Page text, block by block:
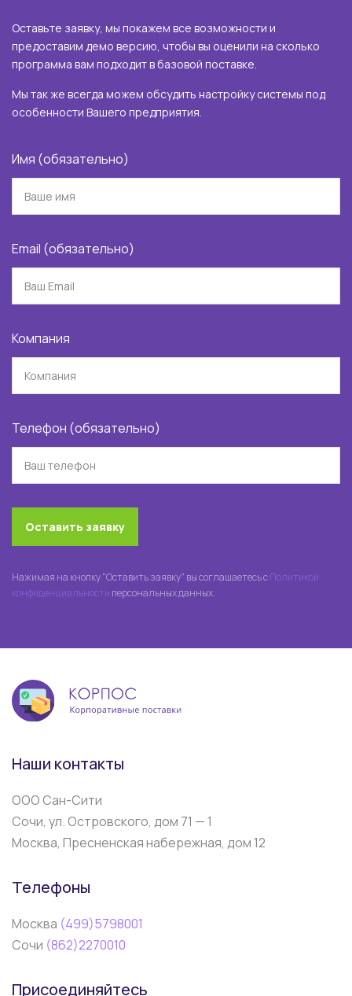
Оставьте заявку, мы покажем все возможности и
предоставим демо версию, чтобы вы оценили на сколько
программа вам подходит в базовой поставке.
Мы так же всегда можем обсудить настройку системы под
особенности Вашего предприятия.
Имя (обязательно)
Email (обязательно)
Компания
Телефон (обязательно)
Оставить заявку
Нажимая на кнопку "Оставить заявку" вы соглашаетесь сПолитикой
конфиденциальности персональных данных.
Наши контакты
ООО Сан-Сити
Сочи, ул. Островского, дом 71 — 1
Москва, Пресненская набережная, дом 12
Телефоны
Москва (499)5798001
Сочи (862)2270010
Присоединяйтесь